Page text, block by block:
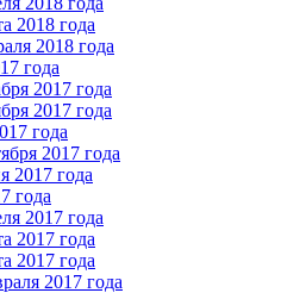
2018 года
2018 года
года
2017 года
2017 года
года
2017 года
2017 года
года
2017 года
2017 года
2017 года
2017 года